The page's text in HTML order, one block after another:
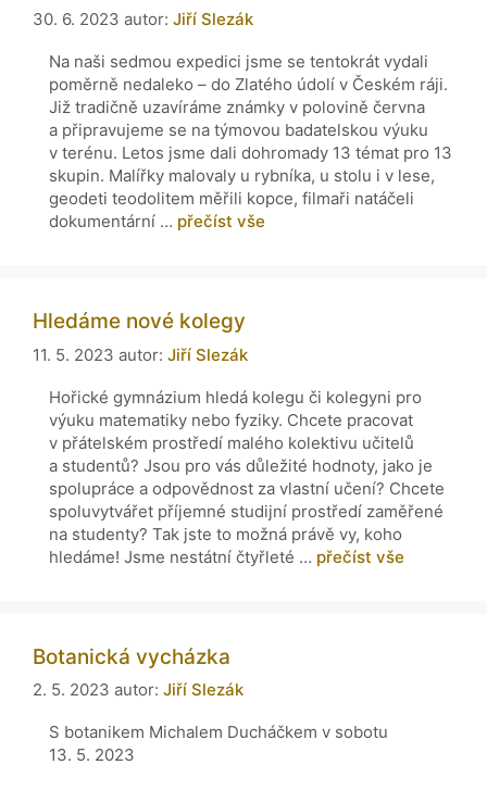
30. 6. 2023 autor: Jiří Slezák
Na naši sedmou expedici jsme se tentokrát vydali
poměrně nedaleko – do Zlatého údolí v Českém ráji.
Již tradičně uzavíráme známky v polovině června
a připravujeme se na týmovou badatelskou výuku
v terénu. Letos jsme dali dohromady 13 témat pro 13
skupin. Malířky malovaly u rybníka, u stolu i v lese,
geodeti teodolitem měřili kopce, filmaři natáčeli
dokumentární … přečíst vše
Hledáme nové kolegy
11. 5. 2023 autor: Jiří Slezák
Hořické gymnázium hledá kolegu či kolegyni pro
výuku matematiky nebo fyziky. Chcete pracovat
v přátelském prostředí malého kolektivu učitelů
a studentů? Jsou pro vás důležité hodnoty, jako je
spolupráce a odpovědnost za vlastní učení? Chcete
spoluvytvářet příjemné studijní prostředí zaměřené
na studenty? Tak jste to možná právě vy, koho
hledáme! Jsme nestátní čtyřleté … přečíst vše
Botanická vycházka
2. 5. 2023 autor: Jiří Slezák
S botanikem Michalem Ducháčkem v sobotu
13. 5. 2023